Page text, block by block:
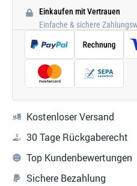
Einkaufen mit Vertrauen
Einfache & sichere
Kostenloser Versand
30 Tage Rückgaberecht
Top Kundenbewertungen
Sichere Bezahlung